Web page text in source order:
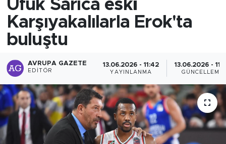
Ufuk Sarıca eski
Karşıyakalılarla Erok'ta
buluştu
AVRUPA GAZETE
EDITÖR
13.06.2026 - 11:42
YAYINLANMA
13.06.2026 -
GÜNCELLEME